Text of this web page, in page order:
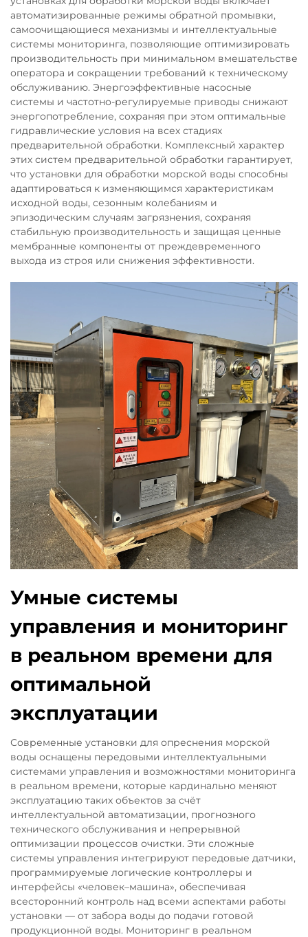
автоматизированные режимы обратной промывки,
самоочищающиеся механизмы и интеллектуальные
системы мониторинга, позволяющие оптимизировать
производительность при минимальном вмешательстве
оператора и сокращении требований к техническому
обслуживанию. Энергоэффективные насосные
системы и частотно-регулируемые приводы снижают
энергопотребление, сохраняя при этом оптимальные
гидравлические условия на всех стадиях
предварительной обработки. Комплексный характер
этих систем предварительной обработки гарантирует,
что установки для обработки морской воды способны
адаптироваться к изменяющимся характеристикам
исходной воды, сезонным колебаниям и
эпизодическим случаям загрязнения, сохраняя
стабильную производительность и защищая ценные
мембранные компоненты от преждевременного
выхода из строя или снижения эффективности.
Умные системы
управления и мониторинг
в реальном времени для
оптимальной
эксплуатации
Современные установки для опреснения морской
воды оснащены передовыми интеллектуальными
системами управления и возможностями мониторинга
в реальном времени, которые кардинально меняют
эксплуатацию таких объектов за счёт
интеллектуальной автоматизации, прогнозного
технического обслуживания и непрерывной
оптимизации процессов очистки. Эти сложные
системы управления интегрируют передовые датчики,
программируемые логические контроллеры и
интерфейсы «человек–машина», обеспечивая
всесторонний контроль над всеми аспектами работы
установки — от забора воды до подачи готовой
продукционной воды. Мониторинг в реальном